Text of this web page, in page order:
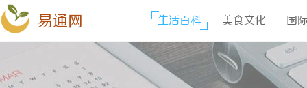
易通网 生活百科 美食文化 国